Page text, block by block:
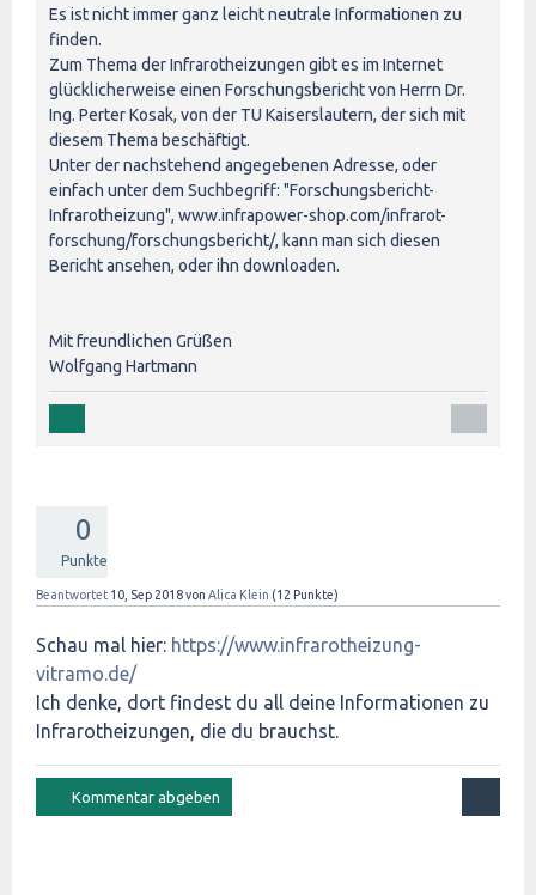
Es ist nicht immer ganz leicht neutrale Informationen zu
finden.
Zum Thema der Infrarotheizungen gibt es im Internet
glücklicherweise einen Forschungsbericht von Herrn Dr.
Ing. Perter Kosak, von der TU Kaiserslautern, der sich mit
diesem Thema beschäftigt.
Unter der nachstehend angegebenen Adresse, oder
einfach unter dem Suchbegriff: "Forschungsbericht-
Infrarotheizung", www.infrapower-shop.com/infrarot-
forschung/forschungsbericht/‎, kann man sich diesen
Bericht ansehen, oder ihn downloaden.
Mit freundlichen Grüßen
Wolfgang Hartmann
0
Punkte
Beantwortet 10, Sep 2018von Alica Klein (12 Punkte)
Schau mal hier: https://www.infrarotheizung-
vitramo.de/
Ich denke, dort findest du all deine Informationen zu
Infrarotheizungen, die du brauchst.